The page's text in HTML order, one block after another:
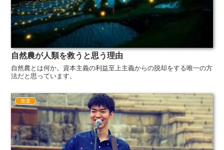
自然農が人類を救うと思う理由
自然農とは何か。資本主義の利益至上主義からの脱却をする唯一の方
法だと思っています。
音楽